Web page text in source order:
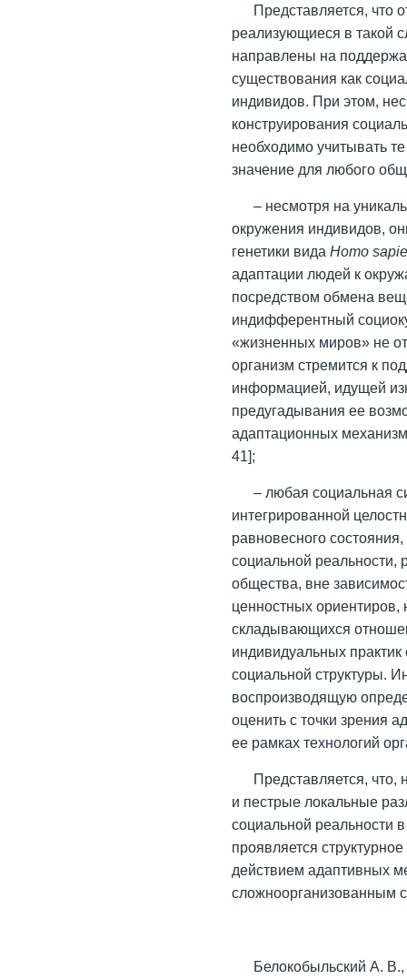
Представляется, что
реализующиеся в такой
направлены на
существования как
индивидов. При этом,
конструирования
необходимо учитывать
значение для любого
– несмотря на
окружения индивидов,
генетики видаHomo
адаптации людей к
посредством обмена
индифферентный
«жизненных миров» не
организм стремится к
информацией, идущей
предугадывания ее
адаптационных
41];
– любая социальная
интегрированной
равновесного
социальной реальности,
общества, вне
ценностных
складывающихся
индивидуальных
социальной структуры.
воспроизводящую
оценить с точки зрения
ее рамках технологий
Представляется,
и пестрые локальные
социальной реальности
проявляется
действием адаптивных
сложноорганизованным
Белокобыльский А.